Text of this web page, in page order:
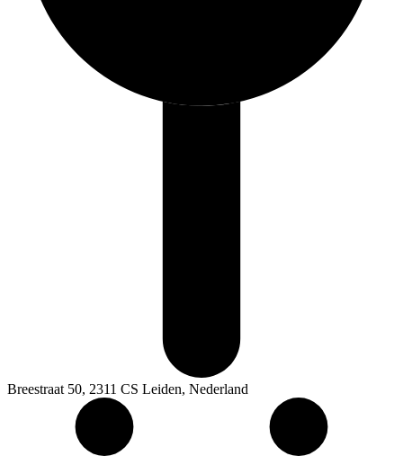
Breestraat 50, 2311 CS Leiden, Nederland